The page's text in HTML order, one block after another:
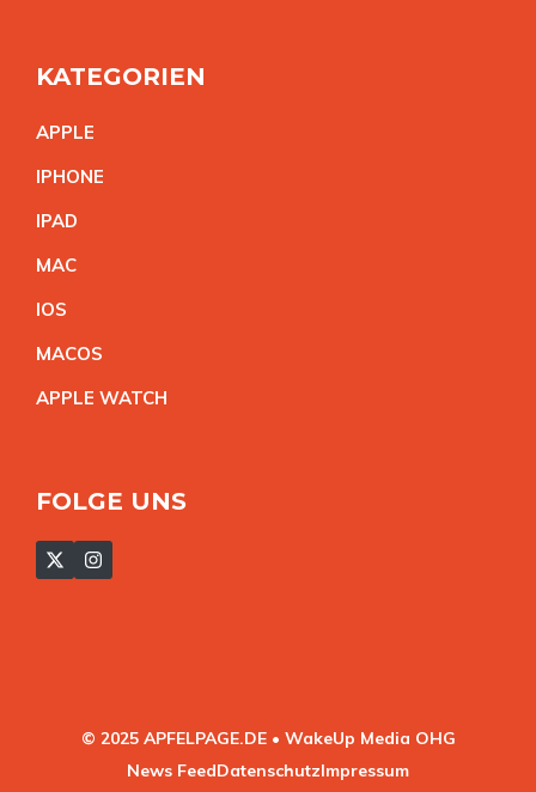
KATEGORIEN
APPLE
IPHONE
IPAD
MAC
IOS
MACOS
APPLE WATCH
FOLGE UNS
© 2025 APFELPAGE.DE • WakeUp Media OHG
News FeedDatenschutzImpressum